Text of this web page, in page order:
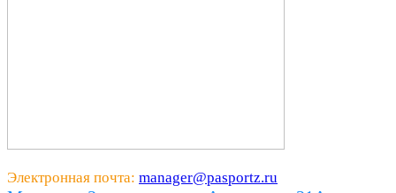
Электронная почта: manager@pasportz.ru